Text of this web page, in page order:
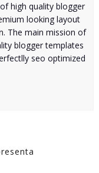
high quality blogger
looking layout
The main mission of
blogger templates
seo optimized